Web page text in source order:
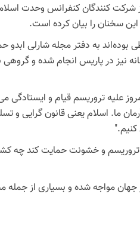
شرکت کنندگان کنفرانس وحدت
سخنان را بیان کرده است.
بوده‌اند به دفتر مجله شارلی
در پاریس انجام شده و گروهی
تروریسم قیام و ایستادگی می
ما. اسلام یعنی قانون گرایی و
کنیم."
و خشونت حمایت کند چه
جهان مواجه شده و بسیاری از